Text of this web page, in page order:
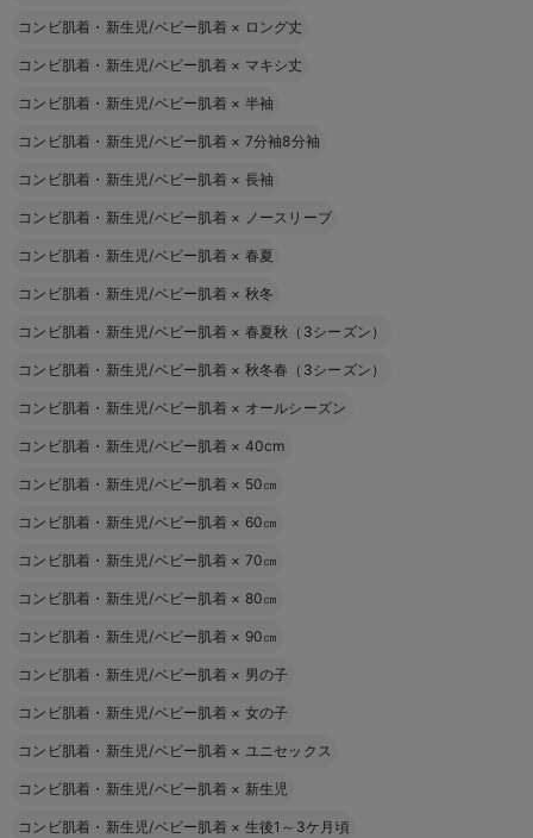
コンビ肌着・新生児/ベビー肌着 × ロング丈
コンビ肌着・新生児/ベビー肌着 × マキシ丈
コンビ肌着・新生児/ベビー肌着 × 半袖
コンビ肌着・新生児/ベビー肌着 × 7分袖8分袖
コンビ肌着・新生児/ベビー肌着 × 長袖
コンビ肌着・新生児/ベビー肌着 × ノースリーブ
コンビ肌着・新生児/ベビー肌着 × 春夏
コンビ肌着・新生児/ベビー肌着 × 秋冬
コンビ肌着・新生児/ベビー肌着 × 春夏秋（3シーズン）
コンビ肌着・新生児/ベビー肌着 × 秋冬春（3シーズン）
コンビ肌着・新生児/ベビー肌着 × オールシーズン
コンビ肌着・新生児/ベビー肌着 × 40cm
コンビ肌着・新生児/ベビー肌着 × 50㎝
コンビ肌着・新生児/ベビー肌着 × 60㎝
コンビ肌着・新生児/ベビー肌着 × 70㎝
コンビ肌着・新生児/ベビー肌着 × 80㎝
コンビ肌着・新生児/ベビー肌着 × 90㎝
コンビ肌着・新生児/ベビー肌着 × 男の子
コンビ肌着・新生児/ベビー肌着 × 女の子
コンビ肌着・新生児/ベビー肌着 × ユニセックス
コンビ肌着・新生児/ベビー肌着 × 新生児
コンビ肌着・新生児/ベビー肌着 × 生後1～3ケ月頃